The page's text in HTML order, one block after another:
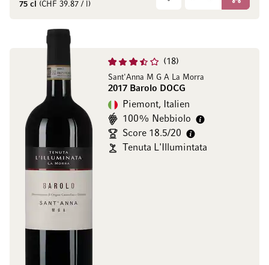
75 cl (CHF 39.87 / l) In den
18
Sant'Anna M G A La Morra
2017 Barolo DOCG
Piemont, Italien
100% Nebbiolo
Score 18.5/20
Tenuta L'Illumintata